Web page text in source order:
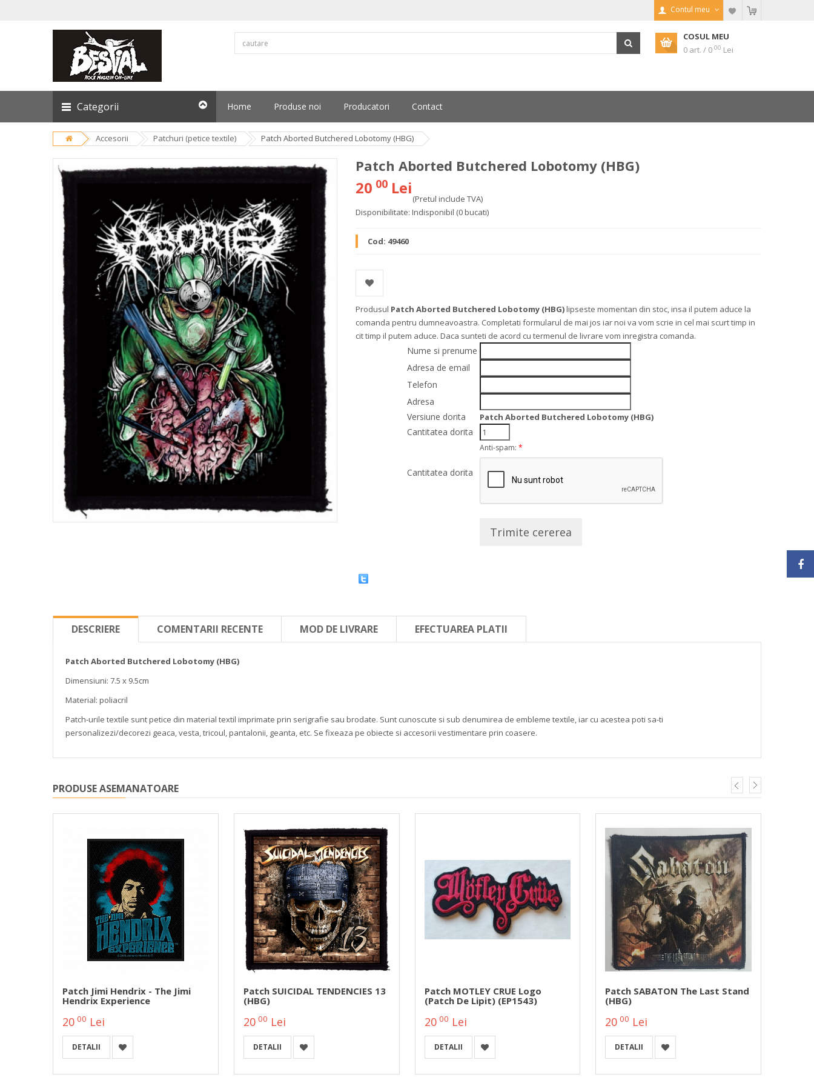
Contul meu
COSUL MEU
0 art. / 0 00 Lei
Categorii Home Produse noi Producatori Contact
Accesorii Patchuri (petice textile) Patch Aborted Butchered Lobotomy (HBG)
Patch Aborted Butchered Lobotomy (HBG)
20 00 Lei
(Pretul include TVA)
Disponibilitate: Indisponibil (0 bucati)
Cod: 49460
Produsul Patch Aborted Butchered Lobotomy (HBG)lipseste momentan din stoc, insa il putem aduce la
comanda pentru dumneavoastra. Completati formularul de mai jos iar noi va vom scrie in cel mai scurt timp in
cit timp il putem aduce. Daca sunteti de acord cu termenul de livrare vom inregistra comanda.
Nume si prenume
Adresa de email
Telefon
Adresa
Versiune dorita
Patch Aborted Butchered Lobotomy (HBG)
Cantitatea dorita
Cantitatea dorita
Anti-spam: *
Trimite cererea
DESCRIERE COMENTARII RECENTE MOD DE LIVRARE EFECTUAREA PLATII
Patch Aborted Butchered Lobotomy (HBG)
Dimensiuni: 7.5 x 9.5cm
Material: poliacril
Patch-urile textile sunt petice din material textil imprimate prin serigrafie sau brodate. Sunt cunoscute si sub denumirea de embleme textile, iar cu acestea poti sa-ti
personalizezi/decorezi geaca, vesta, tricoul, pantalonii, geanta, etc. Se fixeaza pe obiecte si accesorii vestimentare prin coasere.
PRODUSE ASEMANATOARE
Patch Jimi Hendrix - The Jimi
Hendrix Experience
20 00 Lei
DETALII
Patch SUICIDAL TENDENCIES 13
(HBG)
2000 Lei
DETALII
Patch MOTLEY CRUE Logo
(patch De Lipit) (EP1543)
2000 Lei
DETALII
Patch SABATON The Last Stand
(HBG)
20 00 Lei
DETALII